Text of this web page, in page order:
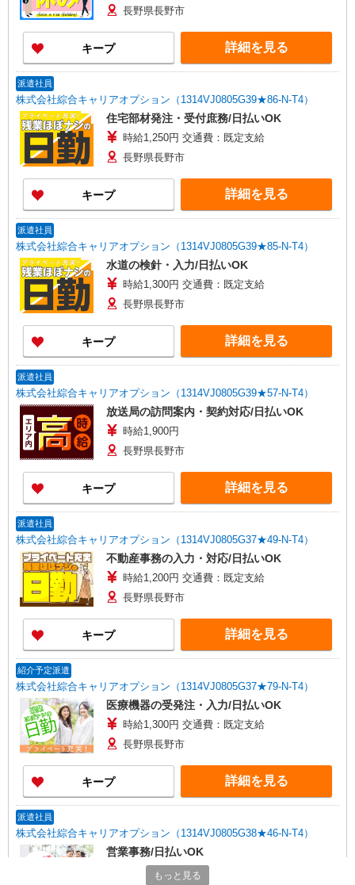
長野県長野市
キープ 詳細を見る
派遣社員
株式会社綜合キャリアオプション（1314VJ0805G39★86-N-T4）
住宅部材発注・受付庶務/日払いOK
時給1,250円 交通費：既定支給
長野県長野市
キープ 詳細を見る
派遣社員
株式会社綜合キャリアオプション（1314VJ0805G39★85-N-T4）
水道の検針・入力/日払いOK
時給1,300円 交通費：既定支給
長野県長野市
キープ 詳細を見る
派遣社員
株式会社綜合キャリアオプション（1314VJ0805G39★57-N-T4）
放送局の訪問案内・契約対応/日払いOK
時給1,900円
長野県長野市
キープ 詳細を見る
派遣社員
株式会社綜合キャリアオプション（1314VJ0805G37★49-N-T4）
不動産事務の入力・対応/日払いOK
時給1,200円 交通費：既定支給
長野県長野市
キープ 詳細を見る
紹介予定派遣
株式会社綜合キャリアオプション（1314VJ0805G37★79-N-T4）
医療機器の受発注・入力/日払いOK
時給1,300円 交通費：既定支給
長野県長野市
キープ 詳細を見る
派遣社員
株式会社綜合キャリアオプション（1314VJ0805G38★46-N-T4）
営業事務/日払いOK
時給1,240円 交通費：既定支給
もっと見る